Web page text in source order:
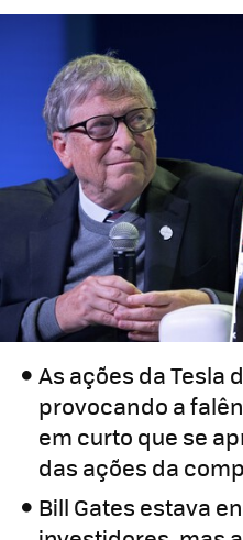
As ações da Tesla
provocando a
em curto que se
das ações da
Bill Gates estava